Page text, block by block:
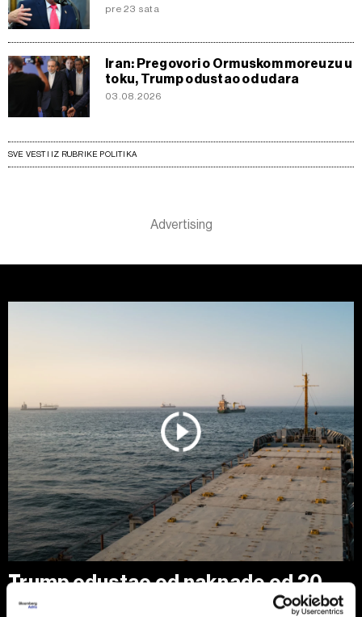
pre 23 sata
Iran: Pregovori o Ormuskom moreuzu u
toku, Trump odustao od udara
03.08.2026
SVE VESTI IZ RUBRIKE POLITIKA
Trump odustao od naknade od 20
odsto za saobraćaj kroz Ormuski